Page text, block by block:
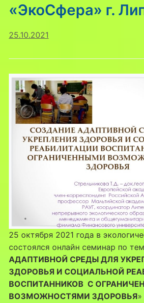
«ЭкоСфера» г.
25.10.2021
25 октября 2021 года в
состоялся онлайн семинар по
АДАПТИВНОЙ СРЕДЫ ДЛЯ
ЗДОРОВЬЯ И СОЦИАЛЬНОЙ
ВОСПИТАННИКОВ С
ВОЗМОЖНОСТЯМИ ЗДОРОВЬЯ